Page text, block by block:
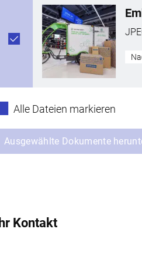
Alle Dateien markieren
Ausgewählte Dokumente
Ihr Kontakt